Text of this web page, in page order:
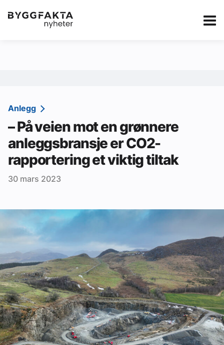
Kategorier Jobbmarkedet Annonsere i
Redaksjonen
Om Byggfakta
Annonsere
Abonnere
Tips oss
Ledige stillinger
eBlad
Aktivitetskalender
Bransjekommentar
Anlegg
– På veien mot en grønnere
anleggsbransje er CO2-
rapportering et viktig tiltak
30 mars 2023